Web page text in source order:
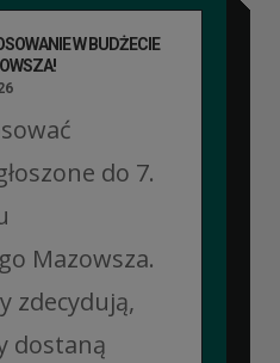
W BUDŻECIE
do 7.
Mazowsza.
zdecydują,
dostaną